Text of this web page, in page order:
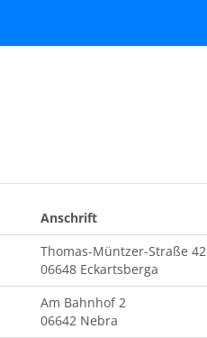
Anschrift
Thomas-Müntzer-Straße 42
06648 Eckartsberga
Am Bahnhof 2
06642 Nebra